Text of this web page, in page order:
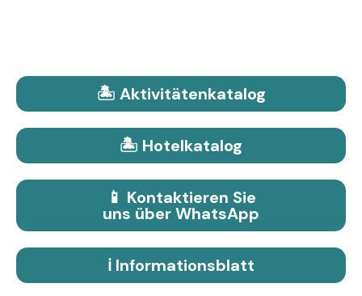
🏝️ Aktivitätenkatalog
🏝️ Hotelkatalog
📱 Kontaktieren Sie
uns über WhatsApp
ℹ️ Informationsblatt